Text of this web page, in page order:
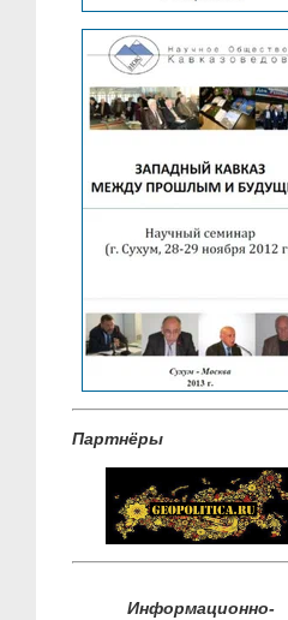
Партнёры
Информационно-